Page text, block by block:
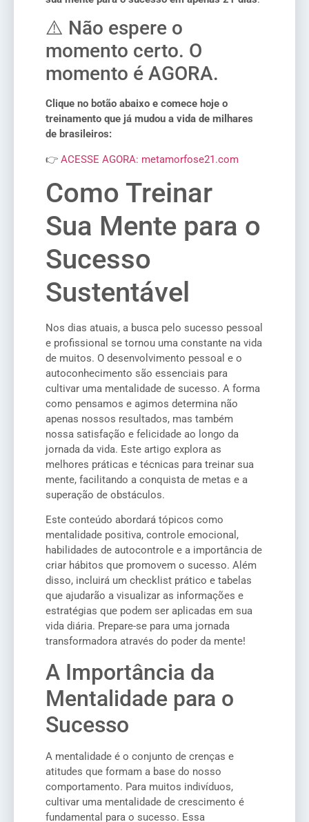
⚠️ Não espere o
momento certo. O
momento é AGORA.
Clique no botão abaixo e comece hoje o
treinamento que já mudou a vida de milhares
de brasileiros:
👉 ACESSE AGORA: metamorfose21.com
Como Treinar
Sua Mente para o
Sucesso
Sustentável
Nos dias atuais, a busca pelo sucesso pessoal
e profissional se tornou uma constante na vida
de muitos. O desenvolvimento pessoal e o
autoconhecimento são essenciais para
cultivar uma mentalidade de sucesso. A forma
como pensamos e agimos determina não
apenas nossos resultados, mas também
nossa satisfação e felicidade ao longo da
jornada da vida. Este artigo explora as
melhores práticas e técnicas para treinar sua
mente, facilitando a conquista de metas e a
superação de obstáculos.
Este conteúdo abordará tópicos como
mentalidade positiva, controle emocional,
habilidades de autocontrole e a importância de
criar hábitos que promovem o sucesso. Além
disso, incluirá um checklist prático e tabelas
que ajudarão a visualizar as informações e
estratégias que podem ser aplicadas em sua
vida diária. Prepare-se para uma jornada
transformadora através do poder da mente!
A Importância da
Mentalidade para o
Sucesso
A mentalidade é o conjunto de crenças e
atitudes que formam a base do nosso
comportamento. Para muitos indivíduos,
cultivar uma mentalidade de crescimento é
fundamental para o sucesso. Essa